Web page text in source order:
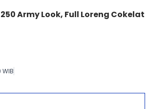
Army Look, Full Loreng Cokelat
WIB